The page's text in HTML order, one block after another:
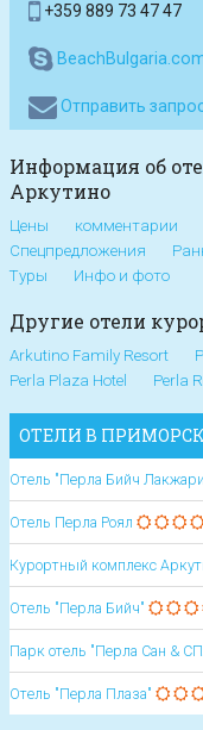
+359 889 73 47 47
Отправить
Информация об
Аркутино
Цены комментарии
Спецпредложения
Туры
Инфо и фото
Другие отели
Arkutino Family Resort
Perla Plaza Hotel
Perla
ОТЕЛИ В
Отель "Перла Бийч
Отель Перла Роял
Курортный комплекс
Отель "Перла Бийч"
Парк отель "Перла Сан &
Отель "Перла Плаза"